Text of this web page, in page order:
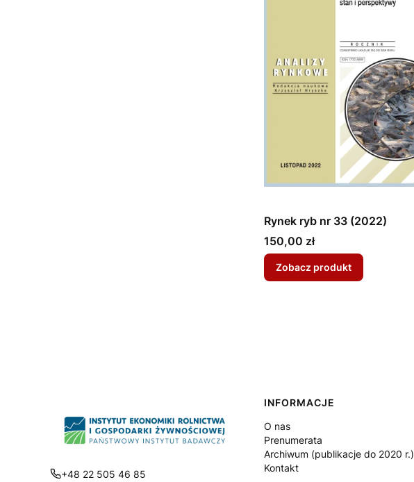
Rynek ryb nr 33 (2022)
Cena
150,00 zł
Zobacz produkt
+48 22 505 46 85
Linki w stopce
INFORMACJE
O nas
Prenumerata
Archiwum (publikacje do 2020 r.)
Kontakt